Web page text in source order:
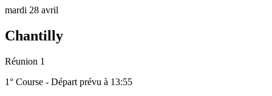
mardi 28 avril
Chantilly
Réunion 1
1° Course - Départ prévu à 13:55